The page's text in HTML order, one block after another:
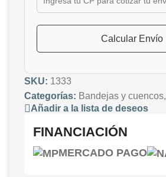
Calcular Envío
SKU: 1333
Categorías: Bandejas y cuencos,
Añadir a la lista de deseos
FINANCIACIÓN
MERCADO PAGO